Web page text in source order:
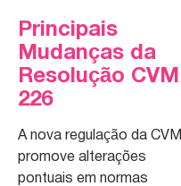
Principais
Mudanças da
Resolução CVM
226
A nova regulação da CVM
promove alterações
pontuais em normas